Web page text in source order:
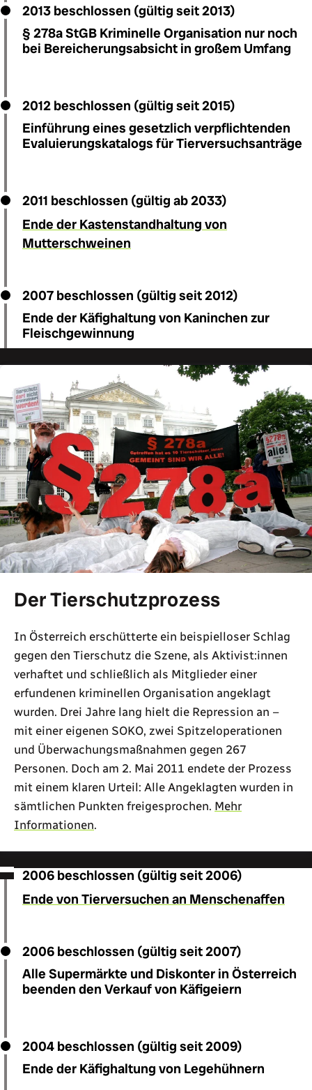
2013 beschlossen (gültig seit 2013)
§ 278a StGB Kriminelle Organisation nur noch
bei Bereicherungsabsicht in großem Umfang
2012 beschlossen (gültig seit 2015)
Einführung eines gesetzlich verpflichtenden
Evaluierungskatalogs für Tierversuchsanträge
2011 beschlossen (gültig ab 2033)
Ende der Kastenstandhaltung von
Mutterschweinen
2007 beschlossen (gültig seit 2012)
Ende der Käfighaltung von Kaninchen zur
Fleischgewinnung
Der Tierschutzprozess
In Österreich erschütterte ein beispielloser Schlag
gegen den Tierschutz die Szene, als Aktivist:innen
verhaftet und schließlich als Mitglieder einer
erfundenen kriminellen Organisation angeklagt
wurden. Drei Jahre lang hielt die Repression an –
mit einer eigenen SOKO, zwei Spitzeloperationen
und Überwachungsmaßnahmen gegen 267
Personen. Doch am 2. Mai 2011 endete der Prozess
mit einem klaren Urteil: Alle Angeklagten wurden in
sämtlichen Punkten freigesprochen. Mehr
Informationen.
2006 beschlossen (gültig seit 2006)
Ende von Tierversuchen an Menschenaffen
2006 beschlossen (gültig seit 2007)
Alle Supermärkte und Diskonter in Österreich
beenden den Verkauf von Käfigeiern
2004 beschlossen (gültig seit 2009)
Ende der Käfighaltung von Legehühnern